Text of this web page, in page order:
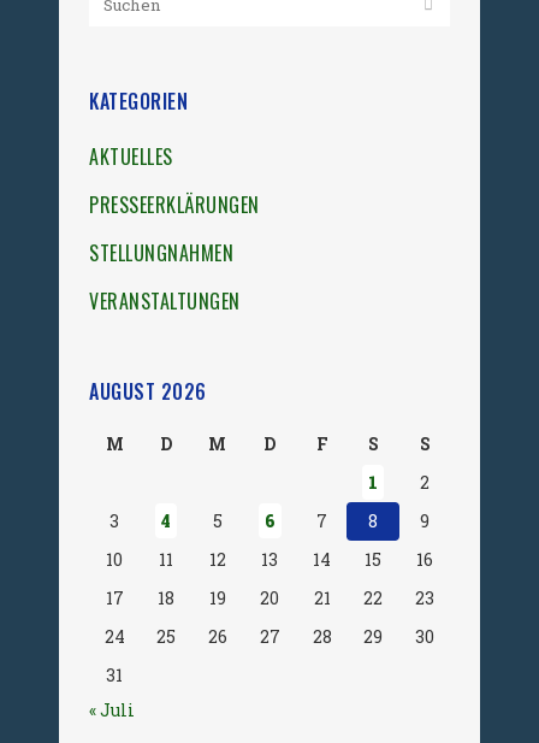
KATEGORIEN
AKTUELLES
PRESSEERKLÄRUNGEN
STELLUNGNAHMEN
VERANSTALTUNGEN
AUGUST 2026
M D M D F S
S
1
2
3
4 5 6 7 8
9
10
11 12 13 14 15
16
17
18 19 20 21 22
23
24
25 26 27 28 29
30
31
« Juli